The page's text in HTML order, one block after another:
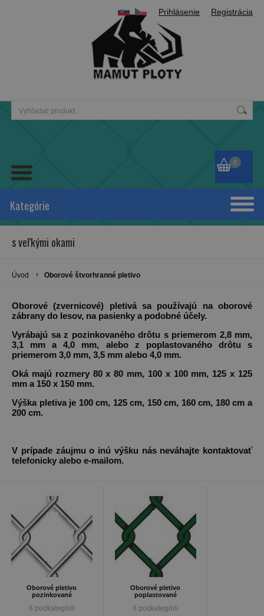
Prihlásenie Registrácia
0
Kategórie
s veľkými okami
Úvod Oborové štvorhranné pletivo
Oborové (zvernicové) pletivá sa používajú na oborové
zábrany do lesov, na pasienky a podobné účely.
Vyrábajú sa z pozinkovaného drôtu s priemerom 2,8 mm,
3,1 mm a 4,0 mm, alebo z poplastovaného drôtu s
priemerom 3,0 mm, 3,5 mm alebo 4,0 mm.
Oká majú rozmery 80 x 80 mm, 100 x 100 mm, 125 x 125
mm a 150 x 150 mm.
Výška pletiva je 100 cm, 125 cm, 150 cm, 160 cm, 180 cm a
200 cm.
V prípade záujmu o inú výšku nás neváhajte kontaktovať
telefonicky alebo e-mailom.
Oborové pletivo
pozinkované
6 podkategórií
Oborové pletivo
poplastované
6 podkategórií